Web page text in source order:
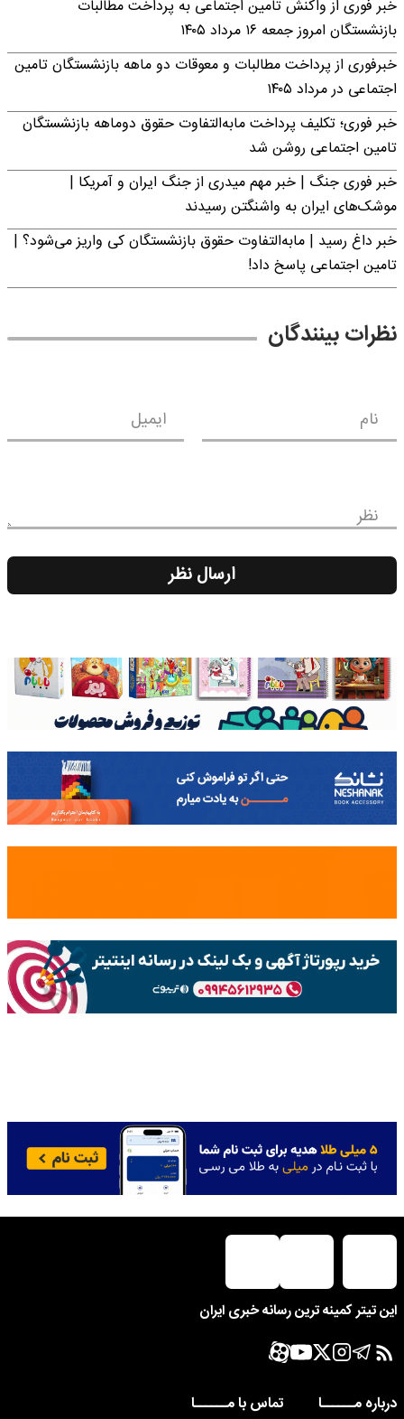
خبر فوری از واکنش تامین اجتماعی به پرداخت مطالبات
بازنشستگان امروز جمعه ۱۶ مرداد ۱۴۰۵
خبرفوری از پرداخت مطالبات و معوقات دو ماهه بازنشستگان تامین
اجتماعی در مرداد ۱۴۰۵
خبر فوری؛ تکلیف پرداخت مابه‌التفاوت حقوق دوماهه بازنشستگان
تامین اجتماعی روشن شد
خبر فوری جنگ | خبر مهم میدری از جنگ ایران و آمریکا |
موشک‌های ایران به واشنگتن رسیدند
خبر داغ رسید | مابه‌التفاوت حقوق بازنشستگان کی واریز می‌شود؟ |
تامین اجتماعی پاسخ داد!
نظرات بینندگان
نام ایمیل
نظر
ارسال نظر
این تیتر کمینه ترین رسانه خبری ایران
درباره مــــــا
تماس با مــــــا